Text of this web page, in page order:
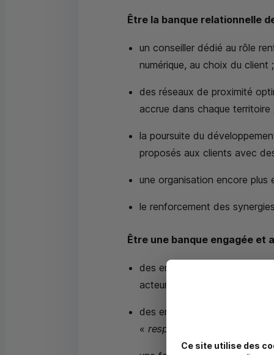
Être la banque relationnelle
un conseiller dédié au rôle
numérique, au choix du client ;
des réseaux de proximité
accrue dans chaque territoire
la poursuite du
proposés aux clients avec
une organisation encore plus
le renforcement des
Être une banque engagée et
des engagements renforcés
acteurs du développement
des engagements sociaux,
« responsabilité sociale et
Ce site utilise des